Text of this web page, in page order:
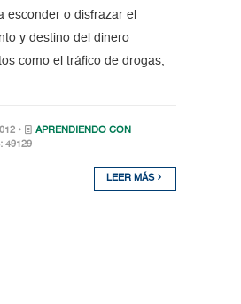
esconder o disfrazar el
y destino del dinero
como el tráfico de drogas,
•
APRENDIENDO CON
49129
LEER MÁS